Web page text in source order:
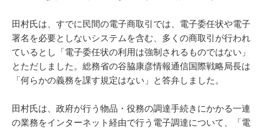
田村氏は、すでに民間の電子商取引では、電子委任状や電子
署名を必要としないシステムを含む、多くの商取引が行われ
ているとし「電子委任状の利用は強制されるものではない」
とただしました。総務省の谷脇康彦情報通信国際戦略局長は
「何らかの義務を課す規定はない」と答弁しました。
田村氏は、政府が行う物品・役務の調達手続きにかかる一連
の業務をインターネット経由で行う電子調達について、「電